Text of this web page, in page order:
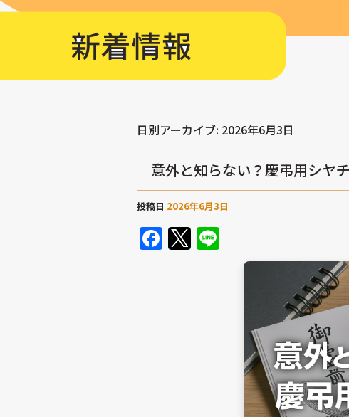
日別アーカイブ: 2026年6月3日
意外と知らない？慶弔用シヤ
投稿日 2026年6月3日
Facebook
Twitter